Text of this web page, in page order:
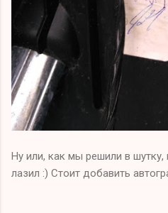
Ну или, как мы решили в шутку,
лазил :) Стоит добавить